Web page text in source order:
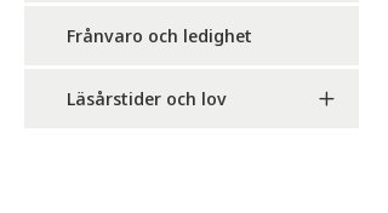
Frånvaro och ledighet
Läsårstider och lov